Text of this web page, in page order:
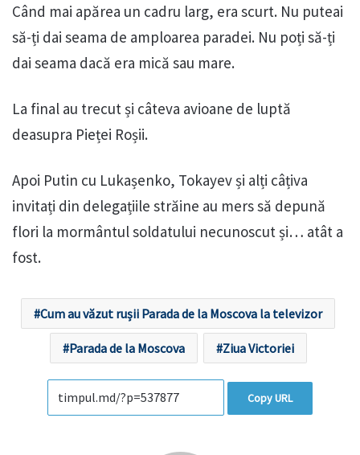
Când mai apărea un cadru larg, era scurt. Nu puteai
să-ți dai seama de amploarea paradei. Nu poți să-ți
dai seama dacă era mică sau mare.
La final au trecut și câteva avioane de luptă
deasupra Pieței Roșii.
Apoi Putin cu Lukașenko, Tokayev și alți câțiva
invitați din delegațiile străine au mers să depună
flori la mormântul soldatului necunoscut și… atât a
fost.
Cum au văzut rușii Parada de la Moscova la televizor
Parada de la Moscova Ziua Victoriei
Copy URL